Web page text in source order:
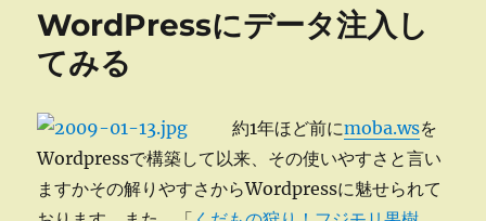
ー
に
う！
に
WordPressにデータ注入し
てみる
約1年ほど前にmoba.wsを
Wordpressで構築して以来、その使いやすさと言い
ますかその解りやすさからWordpressに魅せられて